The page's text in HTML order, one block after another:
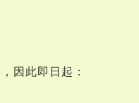
因此即日起：